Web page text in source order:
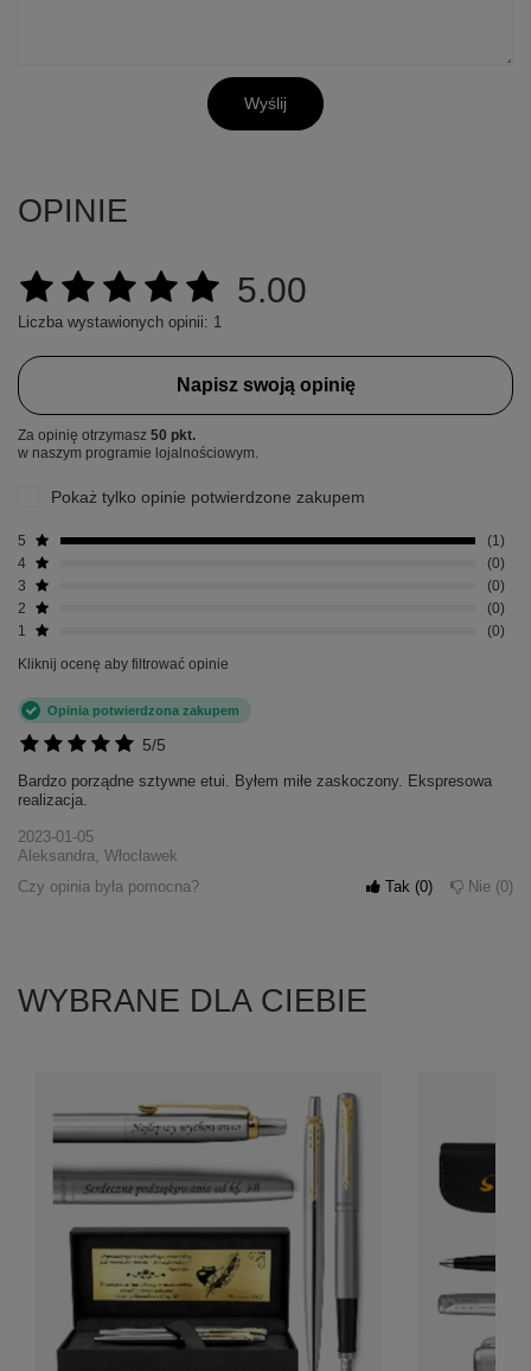
Wyślij
OPINIE
5.00
Liczba wystawionych opinii: 1
Napisz swoją opinię
Za opinię otrzymasz 50 pkt.
w naszym programie lojalnościowym.
Pokaż tylko opinie potwierdzone zakupem
5
1
4
0
3
0
2
0
1
0
Kliknij ocenę aby filtrować opinie
5/5
Opinia potwierdzona zakupem
Bardzo porządne sztywne etui. Byłem miłe zaskoczony. Ekspresowa
realizacja.
2023-01-05
Aleksandra, Włocławek
Czy opinia była pomocna?
Tak 0 Nie 0
WYBRANE DLA CIEBIE